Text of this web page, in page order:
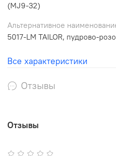
(MJ9-32)
Альтернативное
5017-LM TAILOR, пудрово-
Все характеристики
Отзывы
Отзывы